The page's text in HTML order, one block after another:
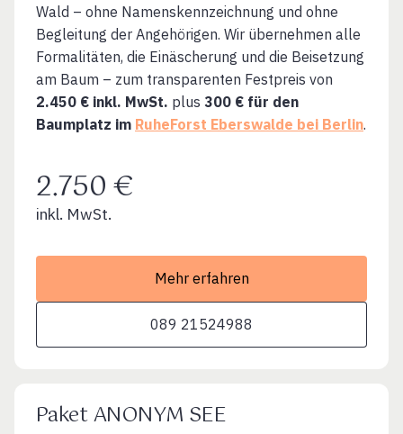
Wald – ohne Namenskennzeichnung und ohne
Begleitung der Angehörigen. Wir übernehmen alle
Formalitäten, die Einäscherung und die Beisetzung
am Baum – zum transparenten Festpreis von
2.450 € inkl. MwSt. plus 300 € für den
Baumplatz im RuheForst Eberswalde bei Berlin.
2.750 €
inkl. MwSt.
Mehr erfahren
089 21524988
Paket ANONYM SEE